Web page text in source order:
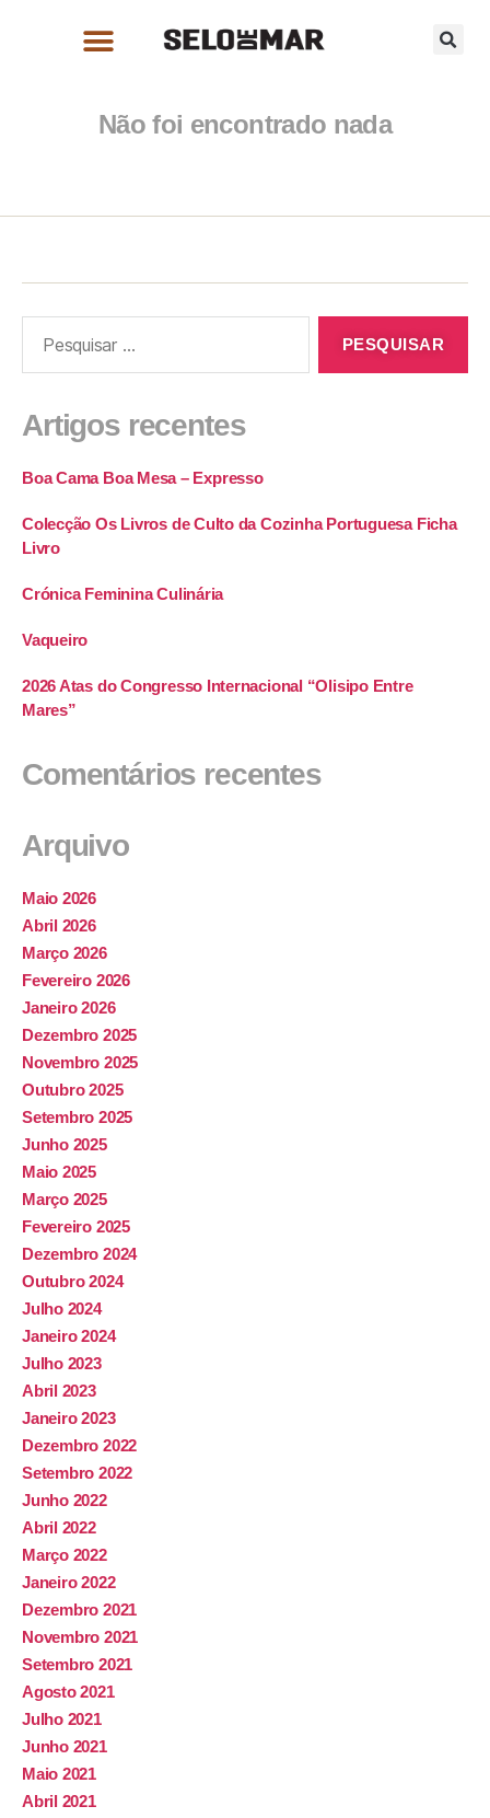
Não foi encontrado nada
Artigos recentes
Boa Cama Boa Mesa – Expresso
Colecção Os Livros de Culto da Cozinha Portuguesa Ficha
Livro
Crónica Feminina Culinária
Vaqueiro
2026 Atas do Congresso Internacional “Olisipo Entre
Mares”
Comentários recentes
Arquivo
Maio 2026
Abril 2026
Março 2026
Fevereiro 2026
Janeiro 2026
Dezembro 2025
Novembro 2025
Outubro 2025
Setembro 2025
Junho 2025
Maio 2025
Março 2025
Fevereiro 2025
Dezembro 2024
Outubro 2024
Julho 2024
Janeiro 2024
Julho 2023
Abril 2023
Janeiro 2023
Dezembro 2022
Setembro 2022
Junho 2022
Abril 2022
Março 2022
Janeiro 2022
Dezembro 2021
Novembro 2021
Setembro 2021
Agosto 2021
Julho 2021
Junho 2021
Maio 2021
Abril 2021